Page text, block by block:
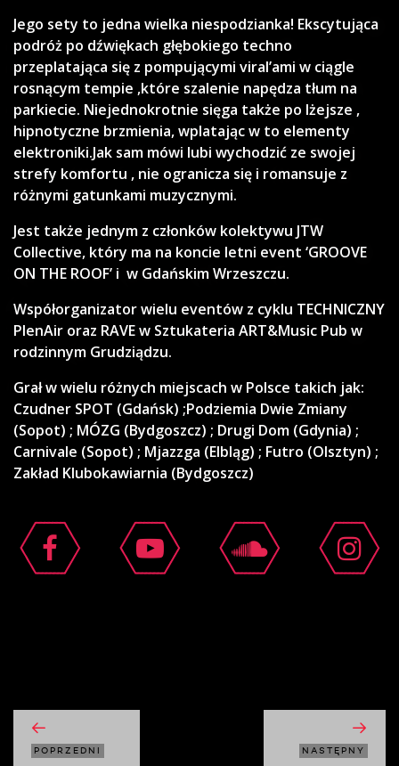
Jego sety to jedna wielka niespodzianka! Ekscytująca
podróż po dźwiękach głębokiego techno
przeplatająca się z pompującymi viral’ami w ciągle
rosnącym tempie ,które szalenie napędza tłum na
parkiecie. Niejednokrotnie sięga także po lżejsze ,
hipnotyczne brzmienia, wplatając w to elementy
elektroniki.Jak sam mówi lubi wychodzić ze swojej
strefy komfortu , nie ogranicza się i romansuje z
różnymi gatunkami muzycznymi.
Jest także jednym z członków kolektywu JTW
Collective, który ma na koncie letni event ‘GROOVE
ON THE ROOF’ i w Gdańskim Wrzeszczu.
Współorganizator wielu eventów z cyklu TECHNICZNY
PlenAir oraz RAVE w Sztukateria ART&Music Pub w
rodzinnym Grudziądzu.
Grał w wielu różnych miejscach w Polsce takich jak:
Czudner SPOT (Gdańsk) ;Podziemia Dwie Zmiany
(Sopot) ; MÓZG (Bydgoszcz) ; Drugi Dom (Gdynia) ;
Carnivale (Sopot) ; Mjazzga (Elbląg) ; Futro (Olsztyn) ;
Zakład Klubokawiarnia (Bydgoszcz)
POPRZEDNI NASTĘPNY